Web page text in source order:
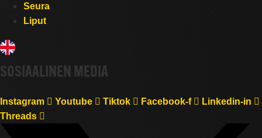
Seura
Liput
SOSIAALINEN MEDIA
Instagram Youtube Tiktok Facebook-f
Linkedin-in
Threads